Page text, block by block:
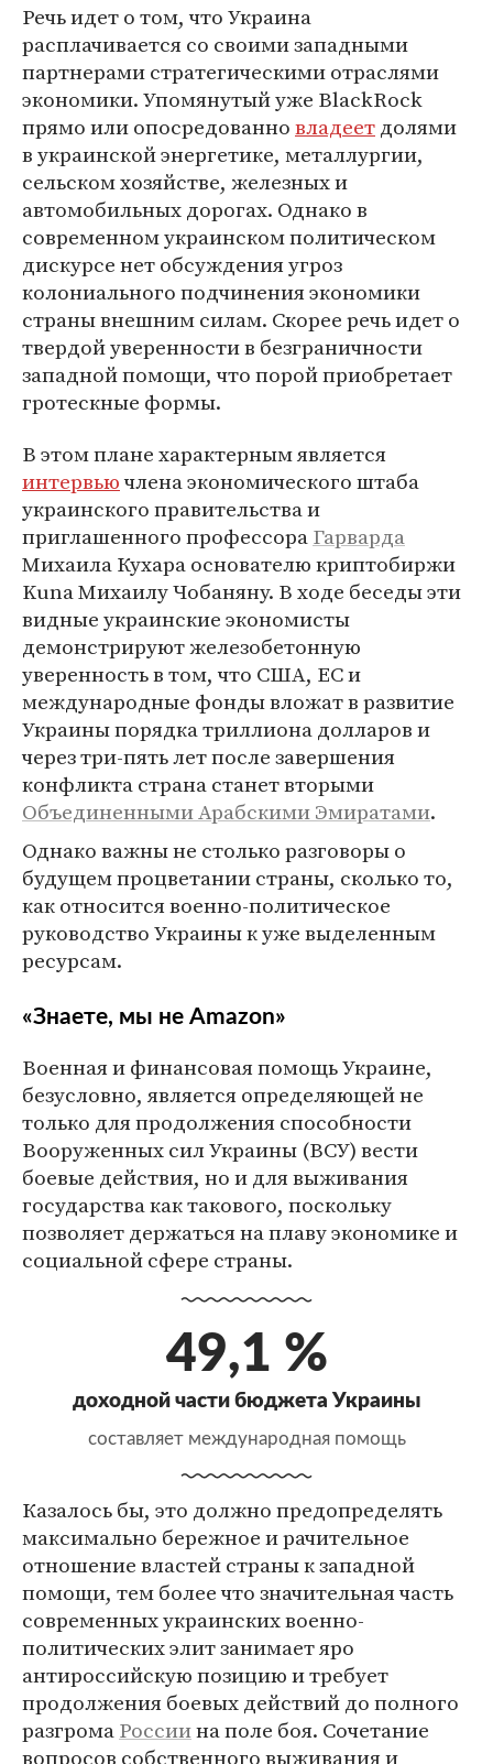
Речь идет о том, что Украина
расплачивается со своими западными
партнерами стратегическими отраслями
экономики. Упомянутый уже BlackRock
прямо или опосредованновладеетдолями
в украинской энергетике, металлургии,
сельском хозяйстве, железных и
автомобильных дорогах. Однако в
современном украинском политическом
дискурсе нет обсуждения угроз
колониального подчинения экономики
страны внешним силам. Скорее речь идет о
твердой уверенности в безграничности
западной помощи, что порой приобретает
гротескные формы.
В этом плане характерным является
интервьючлена экономического штаба
украинского правительства и
приглашенного профессораГарварда
Михаила Кухара основателю криптобиржи
Kuna Михаилу Чобаняну. В ходе беседы эти
видные украинские экономисты
демонстрируют железобетонную
уверенность в том, что США, ЕС и
международные фонды вложат в развитие
Украины порядка триллиона долларов и
через три-пять лет после завершения
конфликта страна станет вторыми
Объединенными Арабскими Эмиратами.
Однако важны не столько разговоры о
будущем процветании страны, сколько то,
как относится военно-политическое
руководство Украины к уже выделенным
ресурсам.
«Знаете, мы не Amazon»
Военная и финансовая помощь Украине,
безусловно, является определяющей не
только для продолжения способности
Вооруженных сил Украины (ВСУ) вести
боевые действия, но и для выживания
государства как такового, поскольку
позволяет держаться на плаву экономике и
социальной сфере страны.
49,1 %
доходной части бюджета Украины
составляет международная помощь
Казалось бы, это должно предопределять
максимально бережное и рачительное
отношение властей страны к западной
помощи, тем более что значительная часть
современных украинских военно-
политических элит занимает яро
антироссийскую позицию и требует
продолжения боевых действий до полного
разгромаРоссиина поле боя. Сочетание
вопросов собственного выживания и